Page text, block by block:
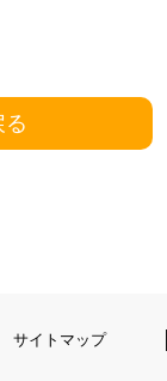
サイトマップ